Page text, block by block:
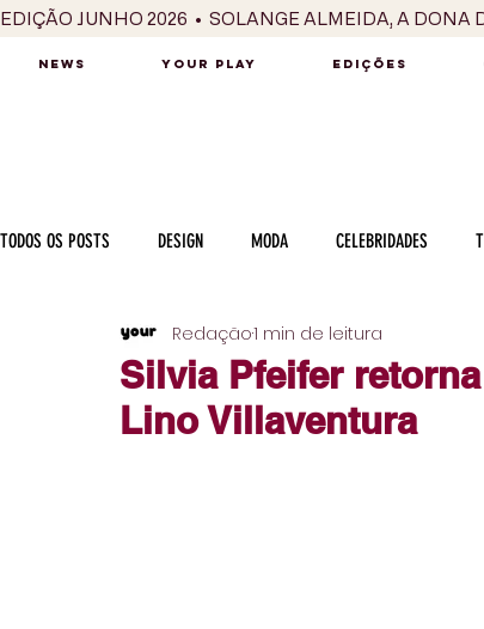
EDIÇÃO JUNHO 2026  •  SOLANGE ALMEIDA, A DONA
NEWS YOUR PLAY EDIÇÕES
TODOS OS POSTS DESIGN MODA CELEBRIDADES
MÚSICA SÉRIES / TV INTERNACIONAL
CULINÁRIA PESSOAS CARREIRA
Silvia Pfeifer
Lino Villaventura
Redação1 min de leitura